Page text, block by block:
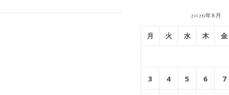
2026年8月
月 火 水 木 金
3 4 5 6 7